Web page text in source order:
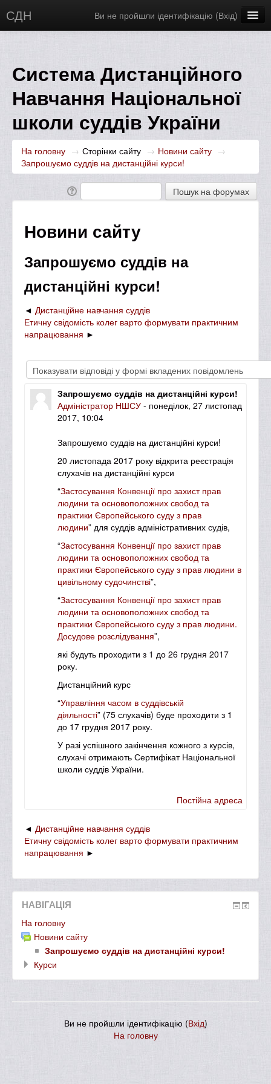
СДН Ви не пройшли ідентифікацію (Вхід)
Система Дистанційного
Навчання Національної
школи суддів України
На головну → Сторінки сайту → Новини сайту →
Запрошуємо суддів на дистанційні курси!
Новини сайту
Запрошуємо суддів на
дистанційні курси!
Дистанційне навчання суддів
Етичну свідомість колег варто формувати практичним
напрацювання
Запрошуємо суддів на дистанційні курси!
Адміністратор НШСУ - понеділок, 27 листопад
2017, 10:04
Запрошуємо суддів на дистанційні курси!
20 листопада 2017 року відкрита реєстрація
слухачів на дистанційні курси
“Застосування Конвенції про захист прав
людини та основоположних свобод та
практики Європейського суду з прав
людини” для суддів адміністративних судів,
“Застосування Конвенції про захист прав
людини та основоположних свобод та
практики Європейського суду з прав людини в
цивільному судочинстві”,
“Застосування Конвенції про захист прав
людини та основоположних свобод та
практики Європейського суду з прав людини.
Досудове розслідування”,
які будуть проходити з 1 до 26 грудня 2017
року.
Дистанційний курс
“Управління часом в суддівській
діяльності” (75 слухачів) буде проходити з 1
до 17 грудня 2017 року.
У разі успішного закінчення кожного з курсів,
слухачі отримають Сертифікат Національної
школи суддів України.
Постійна адреса
Дистанційне навчання суддів
Етичну свідомість колег варто формувати практичним
напрацювання
НАВІГАЦІЯ
На головну
Новини сайту
Запрошуємо суддів на дистанційні курси!
Курси
Ви не пройшли ідентифікацію (Вхід)
На головну